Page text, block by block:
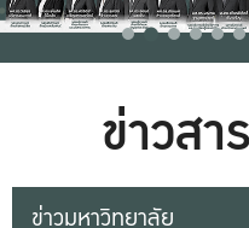
ข่าวส
ข่าวมหาวิทยาลัย